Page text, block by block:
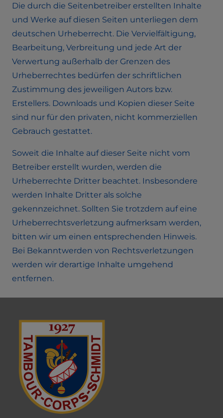
Die durch die Seitenbetreiber erstellten Inhalte
und Werke auf diesen Seiten unterliegen dem
deutschen Urheberrecht. Die Vervielfältigung,
Bearbeitung, Verbreitung und jede Art der
Verwertung außerhalb der Grenzen des
Urheberrechtes bedürfen der schriftlichen
Zustimmung des jeweiligen Autors bzw.
Erstellers. Downloads und Kopien dieser Seite
sind nur für den privaten, nicht kommerziellen
Gebrauch gestattet.
Soweit die Inhalte auf dieser Seite nicht vom
Betreiber erstellt wurden, werden die
Urheberrechte Dritter beachtet. Insbesondere
werden Inhalte Dritter als solche
gekennzeichnet. Sollten Sie trotzdem auf eine
Urheberrechtsverletzung aufmerksam werden,
bitten wir um einen entsprechenden Hinweis.
Bei Bekanntwerden von Rechtsverletzungen
werden wir derartige Inhalte umgehend
entfernen.